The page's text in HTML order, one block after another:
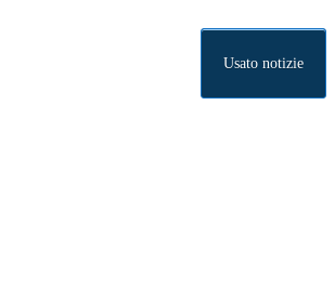
Usato notizie